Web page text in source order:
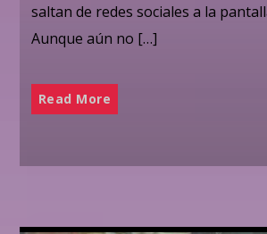
saltan de redes sociales a la
Aunque aún no […]
Read More